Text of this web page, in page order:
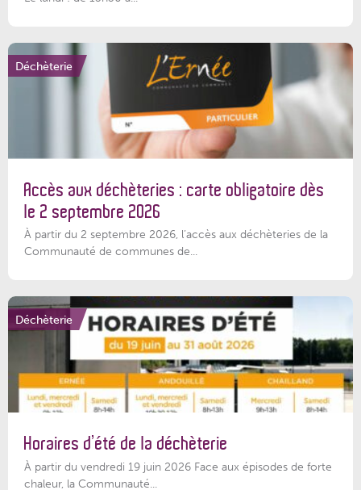
Déchèterie
Accès aux déchèteries : carte obligatoire dès
le 2 septembre 2026
À partir du 2 septembre 2026, l’accès aux déchèteries de la
Communauté de communes de...
Déchèterie
Horaires d’été de la déchèterie
À partir du vendredi 19 juin 2026 Face aux épisodes de forte
chaleur, la Communauté...